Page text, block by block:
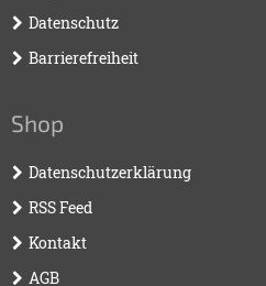
Datenschutz
Barrierefreiheit
Shop
Datenschutzerklärung
RSS Feed
Kontakt
AGB